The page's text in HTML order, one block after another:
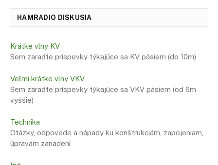
HAMRADIO DISKUSIA
Krátke vlny KV
Sem zaraďte príspevky týkajúce sa KV pásiem (do 10m)
Veľmi krátke vlny VKV
Sem zaraďte príspevky týkajúce sa VKV pásiem (od 6m
vyššie)
Technika
Otázky, odpovede a nápady ku konštrukciám, zapojeniam,
úpravám zariadení